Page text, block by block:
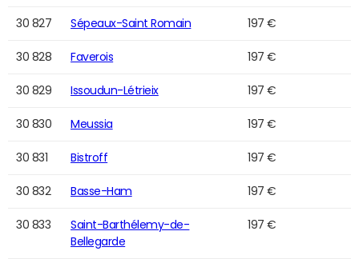
30 827 Sépeaux-Saint Romain 197 €
30 828 Faverois 197 €
30 829 Issoudun-Létrieix 197 €
30 830 Meussia 197 €
30 831 Bistroff 197 €
30 832 Basse-Ham 197 €
30 833
Saint-Barthélemy-de-
Bellegarde
197 €